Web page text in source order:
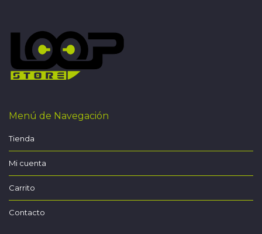
Menú de Navegación
Tienda
Mi cuenta
Carrito
Contacto